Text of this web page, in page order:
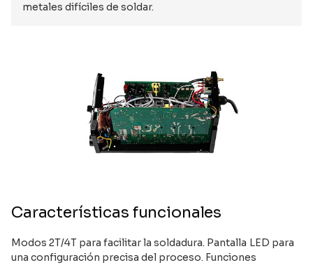
metales difíciles de soldar.
Características funcionales
Modos 2T/4T para facilitar la soldadura. Pantalla LED para
una configuración precisa del proceso. Funciones